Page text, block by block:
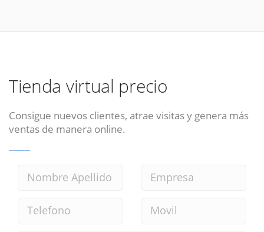
Tienda virtual precio
Consigue nuevos clientes, atrae visitas y genera más
ventas de manera online.